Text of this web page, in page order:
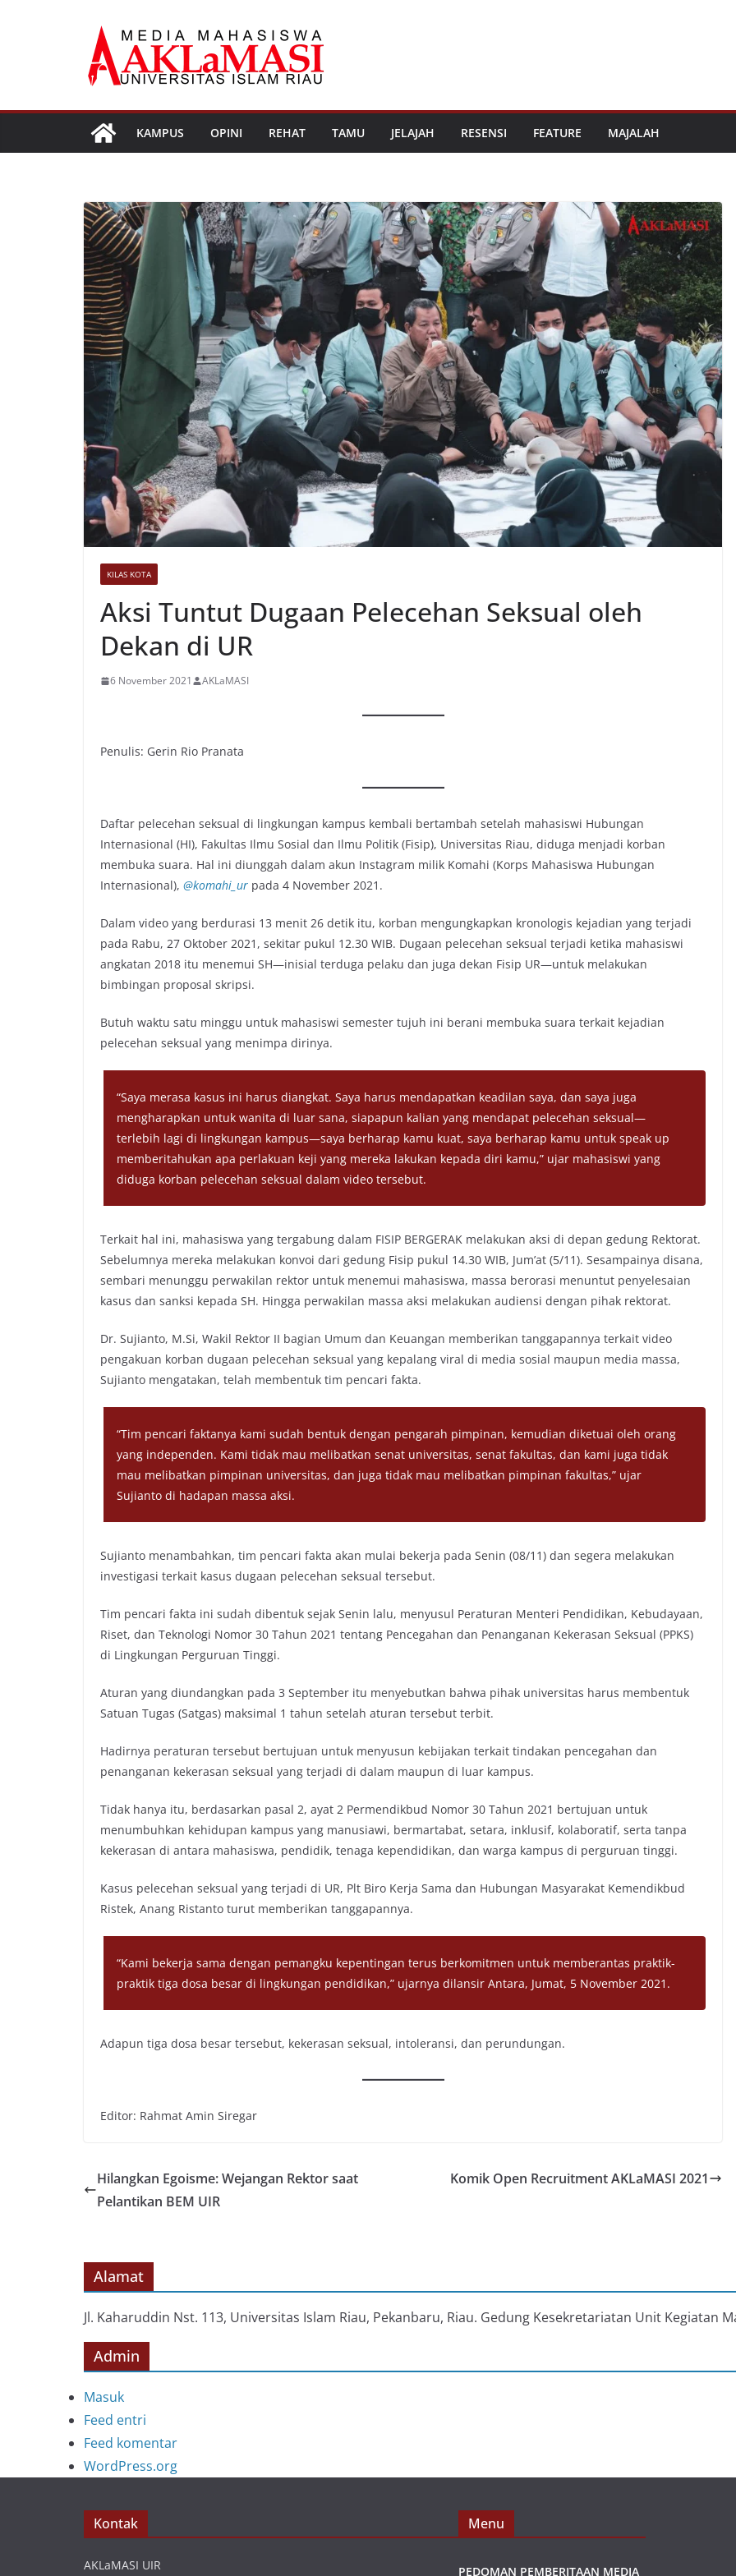
KAMPUS OPINI REHAT TAMU JELAJAH RESENSI FEATURE MAJALAH
KILAS KOTA
Aksi Tuntut Dugaan Pelecehan Seksual oleh
Dekan di UR
6 November 2021 AKLaMASI
Penulis: Gerin Rio Pranata
Daftar pelecehan seksual di lingkungan kampus kembali bertambah setelah mahasiswi Hubungan
Internasional (HI), Fakultas Ilmu Sosial dan Ilmu Politik (Fisip), Universitas Riau, diduga menjadi korban
membuka suara. Hal ini diunggah dalam akun Instagram milik Komahi (Korps Mahasiswa Hubungan
Internasional), @komahi_ur pada 4 November 2021.
Dalam video yang berdurasi 13 menit 26 detik itu, korban mengungkapkan kronologis kejadian yang terjadi
pada Rabu, 27 Oktober 2021, sekitar pukul 12.30 WIB. Dugaan pelecehan seksual terjadi ketika mahasiswi
angkatan 2018 itu menemui SH—inisial terduga pelaku dan juga dekan Fisip UR—untuk melakukan
bimbingan proposal skripsi.
Butuh waktu satu minggu untuk mahasiswi semester tujuh ini berani membuka suara terkait kejadian
pelecehan seksual yang menimpa dirinya.
“Saya merasa kasus ini harus diangkat. Saya harus mendapatkan keadilan saya, dan saya juga
mengharapkan untuk wanita di luar sana, siapapun kalian yang mendapat pelecehan seksual—
terlebih lagi di lingkungan kampus—saya berharap kamu kuat, saya berharap kamu untuk speak up
memberitahukan apa perlakuan keji yang mereka lakukan kepada diri kamu,” ujar mahasiswi yang
diduga korban pelecehan seksual dalam video tersebut.
Terkait hal ini, mahasiswa yang tergabung dalam FISIP BERGERAK melakukan aksi di depan gedung Rektorat.
Sebelumnya mereka melakukan konvoi dari gedung Fisip pukul 14.30 WIB, Jum’at (5/11). Sesampainya disana,
sembari menunggu perwakilan rektor untuk menemui mahasiswa, massa berorasi menuntut penyelesaian
kasus dan sanksi kepada SH. Hingga perwakilan massa aksi melakukan audiensi dengan pihak rektorat.
Dr. Sujianto, M.Si, Wakil Rektor II bagian Umum dan Keuangan memberikan tanggapannya terkait video
pengakuan korban dugaan pelecehan seksual yang kepalang viral di media sosial maupun media massa,
Sujianto mengatakan, telah membentuk tim pencari fakta.
“Tim pencari faktanya kami sudah bentuk dengan pengarah pimpinan, kemudian diketuai oleh orang
yang independen. Kami tidak mau melibatkan senat universitas, senat fakultas, dan kami juga tidak
mau melibatkan pimpinan universitas, dan juga tidak mau melibatkan pimpinan fakultas,” ujar
Sujianto di hadapan massa aksi.
Sujianto menambahkan, tim pencari fakta akan mulai bekerja pada Senin (08/11) dan segera melakukan
investigasi terkait kasus dugaan pelecehan seksual tersebut.
Tim pencari fakta ini sudah dibentuk sejak Senin lalu, menyusul Peraturan Menteri Pendidikan, Kebudayaan,
Riset, dan Teknologi Nomor 30 Tahun 2021 tentang Pencegahan dan Penanganan Kekerasan Seksual (PPKS)
di Lingkungan Perguruan Tinggi.
Aturan yang diundangkan pada 3 September itu menyebutkan bahwa pihak universitas harus membentuk
Satuan Tugas (Satgas) maksimal 1 tahun setelah aturan tersebut terbit.
Hadirnya peraturan tersebut bertujuan untuk menyusun kebijakan terkait tindakan pencegahan dan
penanganan kekerasan seksual yang terjadi di dalam maupun di luar kampus.
Tidak hanya itu, berdasarkan pasal 2, ayat 2 Permendikbud Nomor 30 Tahun 2021 bertujuan untuk
menumbuhkan kehidupan kampus yang manusiawi, bermartabat, setara, inklusif, kolaboratif, serta tanpa
kekerasan di antara mahasiswa, pendidik, tenaga kependidikan, dan warga kampus di perguruan tinggi.
Kasus pelecehan seksual yang terjadi di UR, Plt Biro Kerja Sama dan Hubungan Masyarakat Kemendikbud
Ristek, Anang Ristanto turut memberikan tanggapannya.
“Kami bekerja sama dengan pemangku kepentingan terus berkomitmen untuk memberantas praktik-
praktik tiga dosa besar di lingkungan pendidikan,” ujarnya dilansir Antara, Jumat, 5 November 2021.
Adapun tiga dosa besar tersebut, kekerasan seksual, intoleransi, dan perundungan.
Editor: Rahmat Amin Siregar
Hilangkan Egoisme: Wejangan Rektor saat
Pelantikan BEM UIR
Komik Open Recruitment AKLaMASI 2021
Alamat
Jl. Kaharuddin Nst. 113, Universitas Islam Riau, Pekanbaru, Riau. Gedung Kesekretariatan Unit Kegiatan
Admin
Masuk
Feed entri
Feed komentar
WordPress.org
Kontak
AKLaMASI UIR
Menu
PEDOMAN PEMBERITAAN MEDIA